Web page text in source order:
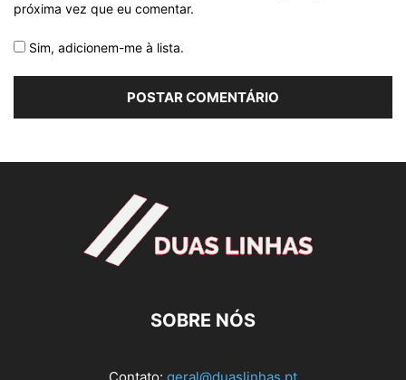
próxima vez que eu comentar.
Sim, adicionem-me à lista.
SOBRE NÓS